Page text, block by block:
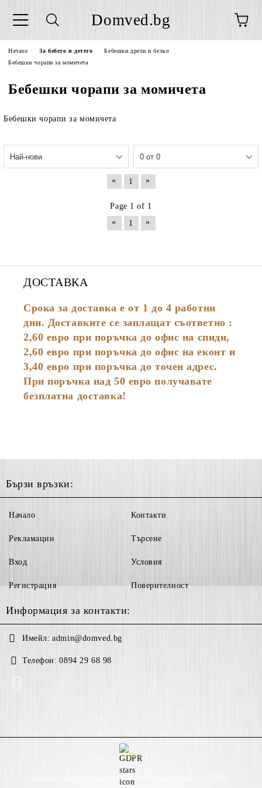
Domved.bg
Начало За бебето и детето
Бебешки дрехи и бельо
Бебешки чорапи за момичета
Бебешки чорапи за момичета
Бебешки чорапи за момичета
« 1 »
Page 1 of 1
«
1 »
ДОСТАВКА
Срока за доставка е от 1 до 4 работни
дни. Доставките се заплащат съответно :
2,60 евро при поръчка до офис на спиди,
2,60 евро при поръчка до офис на еконт и
3,40 евро при поръчка до точен адрес.
При поръчка над 50 евро получавате
безплатна доставка!
Бързи връзки:
Начало
Рекламации
Вход
Регистрация
Контакти
Търсене
Условия
Поверителност
Информация за контакти:
Имейл: admin@domved.bg
Телефон: 0894 29 68 98
GDPR
Нашият онлайн магазин е 100% съобразен с GDPR.